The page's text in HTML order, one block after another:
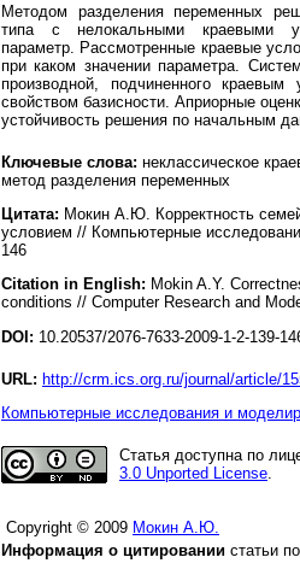
Методом разделения переменных
типа с нелокальными краевыми
параметр. Рассмотренные краевые
при каком значении параметра.
производной, подчиненного
свойством базисности. Априорные
устойчивость решения по начальным
Ключевые слова: неклассическое
метод разделения переменных
Цитата: Мокин А.Ю. Корректность
условием // Компьютерные
146
Citation in English: Mokin A.Y.
conditions // Computer Research and
DOI: 10.20537/2076-7633-2009-1-2-139-
URL: http://crm.ics.org.ru/journal/article/
Компьютерные исследования и
Статья доступна по
3.0 Unported License
Copyright © 2009 Мокин А.Ю.
Информация о цитировании статьи